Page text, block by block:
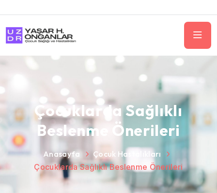
Çocuklarda Sağlıklı
Beslenme Önerileri
Anasayfa
Çocuk Hastalıkları
Çocuklarda Sağlıklı Beslenme Önerileri